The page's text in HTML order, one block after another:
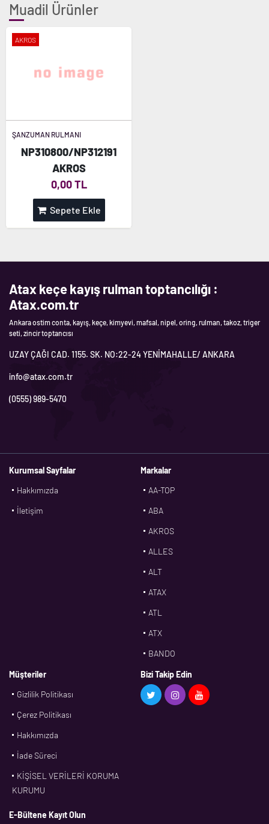
Muadil Ürünler
AKROS
ŞANZUMAN RULMANI
NP310800/NP312191
AKROS
0,00 TL
Sepete Ekle
Atax keçe kayış rulman toptancılığı :
Atax.com.tr
Ankara ostim conta, kayış, keçe, kimyevi, mafsal, nipel, oring, rulman, takoz, triger
seti, zincir toptancısı
UZAY ÇAĞI CAD. 1155. SK. NO:22-24 YENİMAHALLE/ ANKARA
info@atax.com.tr
(0555) 989-5470
Kurumsal Sayfalar
Hakkımızda
İletişim
Markalar
AA-TOP
ABA
AKROS
ALLES
ALT
ATAX
ATL
ATX
BANDO
BMS
CDF
Müşteriler
Gizlilik Politikası
Çerez Politikası
Hakkımızda
İade Süreci
KİŞİSEL VERİLERİ KORUMA
KURUMU
Bizi Takip Edin
E-Bültene Kayıt Olun